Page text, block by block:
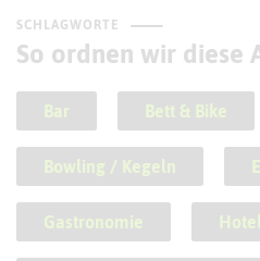
SCHLAGWORTE
So ordnen wir diese
Bar Bett & Bike
Bowling / Kegeln
Gastronomie Hotel